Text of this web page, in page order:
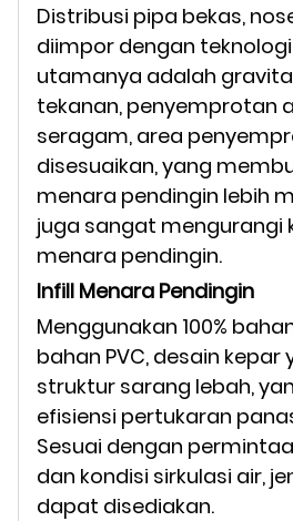
Distribusi pipa bekas,
diimpor dengan teknologi
utamanya adalah
tekanan, penyemprotan
seragam, area
disesuaikan, yang
menara pendingin lebih
juga sangat mengurangi
menara pendingin.
Infill Menara Pendingin
Menggunakan 100%
bahan PVC, desain kepar
struktur sarang lebah,
efisiensi pertukaran
Sesuai dengan
dan kondisi sirkulasi air,
dapat disediakan.